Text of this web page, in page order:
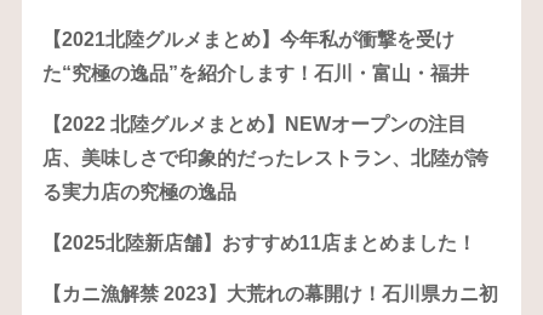
【2021北陸グルメまとめ】今年私が衝撃を受け
た“究極の逸品”を紹介します！石川・富山・福井
【2022 北陸グルメまとめ】NEWオープンの注目
店、美味しさで印象的だったレストラン、北陸が誇
る実力店の究極の逸品
【2025北陸新店舗】おすすめ11店まとめました！
【カニ漁解禁 2023】大荒れの幕開け！石川県カニ初